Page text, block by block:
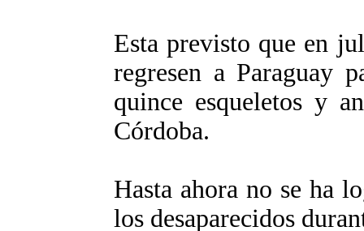
Esta previsto que en
regresen a Paraguay
quince esqueletos y
Córdoba.
Hasta ahora no se ha
los desaparecidos